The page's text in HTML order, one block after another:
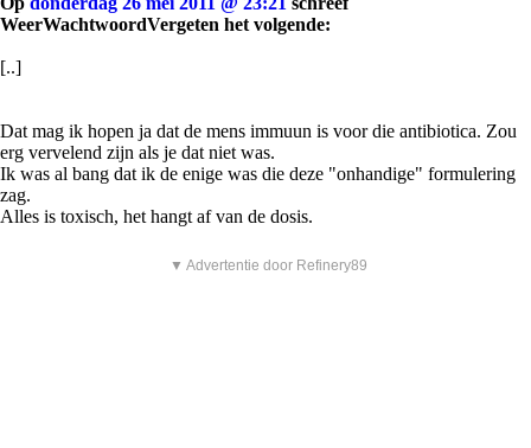
WeerWachtwoordVergeten het volgende:
[..]
Dat mag ik hopen ja dat de mens immuun is voor die antibiotica. Zou
erg vervelend zijn als je dat niet was.
Ik was al bang dat ik de enige was die deze "onhandige" formulering
zag.
Alles is toxisch, het hangt af van de dosis.
▼ Advertentie door Refinery89